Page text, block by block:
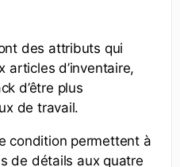
des attributs qui
articles d’inventaire,
d’être plus
de travail.
condition permettent à
de détails aux quatre